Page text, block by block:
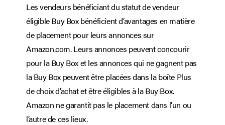
Les vendeurs bénéficiant du statut de vendeur
éligible Buy Box bénéficient d’avantages en matière
de placement pour leurs annonces sur
Amazon.com. Leurs annonces peuvent concourir
pour la Buy Box et les annonces qui ne gagnent pas
la Buy Box peuvent être placées dans la boîte Plus
de choix d’achat et être éligibles à la Buy Box.
Amazon ne garantit pas le placement dans l’un ou
l’autre de ces lieux.